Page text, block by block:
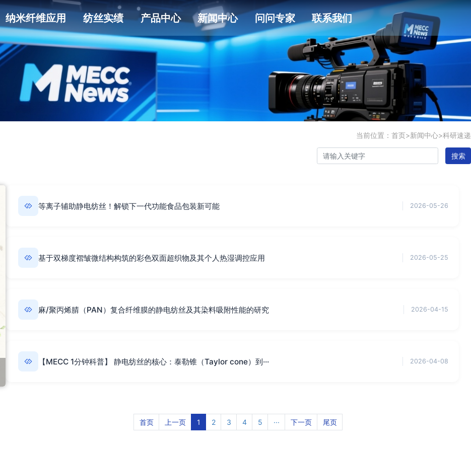
纳米纤维应用 纺丝实绩 产品中心 新闻中心 问问专家 联系我们
当前位置： 首页>新闻中心>科研速递
搜索
等离子辅助静电纺丝！解锁下一代功能食品包装新可能 2026-05-26
基于双梯度褶皱微结构构筑的彩色双面超织物及其个人热湿调控应用 2026-05-25
麻/聚丙烯腈（PAN）复合纤维膜的静电纺丝及其染料吸附性能的研究 2026-04-15
【MECC 1分钟科普】 静电纺丝的核心：泰勒锥（Taylor cone）到··· 2026-04-08
首页 上一页 1 2 3 4 5 ··· 下一页 尾页